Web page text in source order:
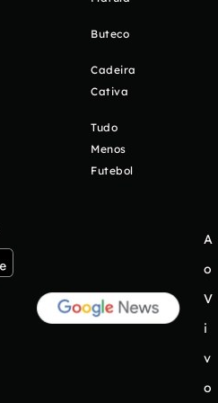
Buteco
Cadeira
Cativa
Tudo
Menos
Futebol
A
o
V
i
v
o